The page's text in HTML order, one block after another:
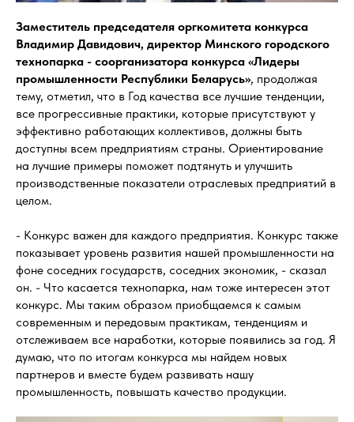
Заместитель председателя оргкомитета конкурса
Владимир Давидович, директор Минского городского
технопарка - соорганизатора конкурса «Лидеры
промышленности Республики Беларусь», продолжая
тему, отметил, что в Год качества все лучшие тенденции,
все прогрессивные практики, которые присутствуют у
эффективно работающих коллективов, должны быть
доступны всем предприятиям страны. Ориентирование
на лучшие примеры поможет подтянуть и улучшить
производственные показатели отраслевых предприятий в
целом.
- Конкурс важен для каждого предприятия. Конкурс также
показывает уровень развития нашей промышленности на
фоне соседних государств, соседних экономик, - сказал
он. - Что касается технопарка, нам тоже интересен этот
конкурс. Мы таким образом приобщаемся к самым
современным и передовым практикам, тенденциям и
отслеживаем все наработки, которые появились за год. Я
думаю, что по итогам конкурса мы найдем новых
партнеров и вместе будем развивать нашу
промышленность, повышать качество продукции.